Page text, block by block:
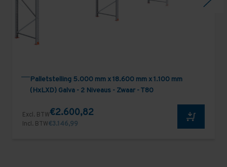
Palletstelling 5.000 mm x 18.600 mm x 1.100 mm
(HxLXD) Galva - 2 Niveaus - Zwaar - T80
Excl. BTW€2.600,82
Incl. BTW€3.146,99